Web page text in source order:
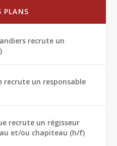
PLANS
recrute un
recrute un responsable
recrute un régisseur
et/ou chapiteau (h/f)